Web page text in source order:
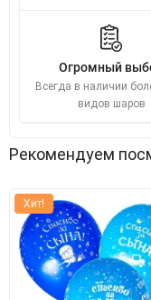
Огромный
Всегда в наличии
видов шаров
Рекомендуем
Хит!